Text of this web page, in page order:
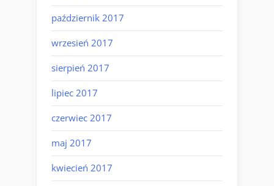
październik 2017
wrzesień 2017
sierpień 2017
lipiec 2017
czerwiec 2017
maj 2017
kwiecień 2017